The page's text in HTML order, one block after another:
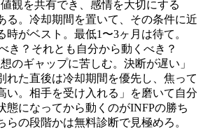
観を共有でき、感情を大切にする
る。冷却期間を置いて、その条件に近
がベスト。最低1〜3ヶ月は待て。
き？それとも自分から動くべき？
のギャップに苦しむ。決断が遅い」
れた直後は冷却期間を優先し、焦って
い。相手を受け入れる」を磨いて自分
態になってから動くのがINFPの勝ち
らの段階かは無料診断で見極めろ。